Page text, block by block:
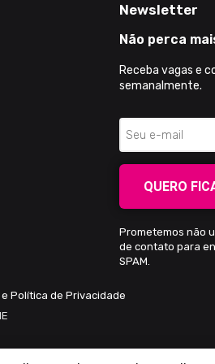
Newsletter
Não perca
Receba vagas e
semanalmente.
QUERO
Prometemos não
de contato para
SPAM.
e Política de Privacidade